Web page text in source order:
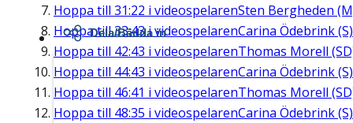
Hoppa till 31:22 i videospelarenSten Bergheden
Hoppa till33:43i videospelarenCarina Ödebrink (S)
Hoppa till 42:43 i videospelarenThomas Morell
Hoppa till 44:43 i videospelarenCarina Ödebrink (S)
Hoppa till 46:41 i videospelarenThomas Morell
Hoppa till 48:35 i videospelarenCarina Ödebrink (S)
Dela/Bädda in